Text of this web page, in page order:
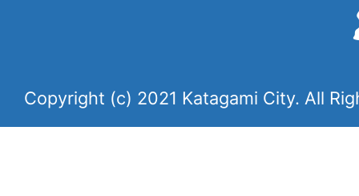
Copyright (c) 2021 Katagami City. All